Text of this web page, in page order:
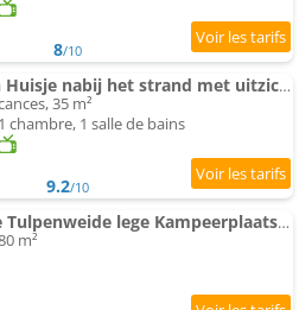
8/10
Romantisch Huisje nabij het strand met uitzicht op de tulpenvelden
35 m²
chambre, 1 salle de bains
9.2/10
Camping De Tulpenweide lege Kampeerplaats, lege plaats op het gras zonder bed
m²